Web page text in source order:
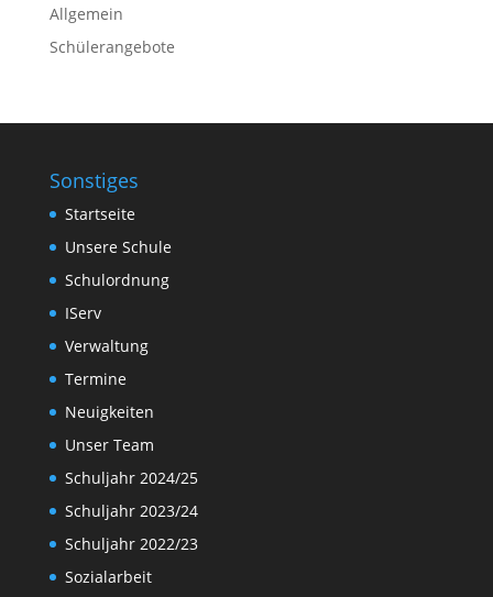
Allgemein
Schülerangebote
Sonstiges
Startseite
Unsere Schule
Schulordnung
IServ
Verwaltung
Termine
Neuigkeiten
Unser Team
Schuljahr 2024/25
Schuljahr 2023/24
Schuljahr 2022/23
Sozialarbeit